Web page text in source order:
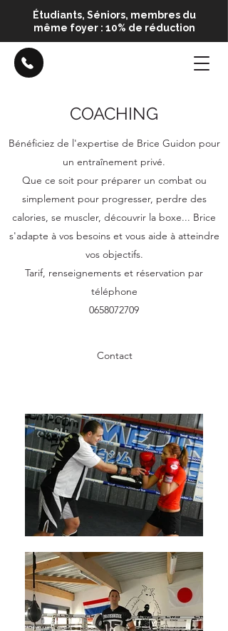
Étudiants, Séniors, membres du
même foyer : 10% de réduction
COACHING
Bénéficiez de l'expertise de Brice Guidon pour
un entraînement privé.
Que ce soit pour préparer un combat ou
simplement pour progresser, perdre des
calories, se muscler, découvrir la boxe... Brice
s'adapte à vos besoins et vous aide à atteindre
vos objectifs.
Tarif, renseignements et réservation par
téléphone
0658072709
Contact